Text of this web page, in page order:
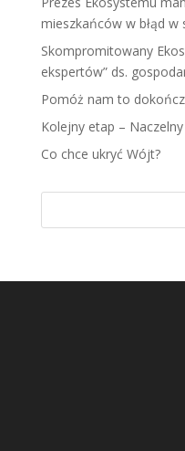
mieszkańców w błąd w
Skompromitowany
ekspertów” ds.
Pomóż nam to
Kolejny etap –
Co chce ukryć Wójt?